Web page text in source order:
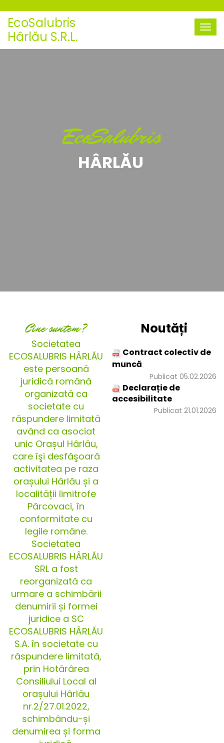
EcoSalubris
Hârlău S.R.L.
EcoSalubris
HÂRLĂU
Cine suntem?
Societatea
ECOSALUBRIS HÂRLĂU
este persoană
juridică română
organizată ca
societate cu
răspundere limitată
având ca asociat
unic Orașul Hârlău,
care îşi desfăşoară
activitatea pe raza
orașului Hârlău și a
localității limitrofe
Pârcovaci, în
conformitate cu
legile române.
Societatea
ECOSALUBRIS HÂRLĂU
SRL a fost
reorganizată ca
urmare a schimbării
denumirii și formei
juridice a SC
ECOSALUBRIS HÂRLĂU
S.A. în societate cu
răspundere limitată,
prin Hotărârea
Consiliului Local al
orașului Hârlău
nr.2/27.01.2022,
schimbându-și
denumirea și forma
Noutăți
Contract colectiv de
muncă
Publicat 05.02.2026
Declarație de
accesibilitate
Publicat 21.01.2026